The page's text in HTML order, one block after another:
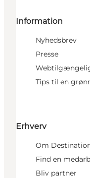
Information
Nyhedsbrev
Presse
Tips til en
Erhverv
Om
Find en
Bliv partner